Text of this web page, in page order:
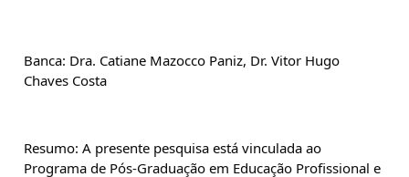
Banca: Dra. Catiane Mazocco Paniz, Dr. Vitor Hugo
Chaves Costa
Resumo: A presente pesquisa está vinculada ao
Programa de Pós-Graduação em Educação Profissional e